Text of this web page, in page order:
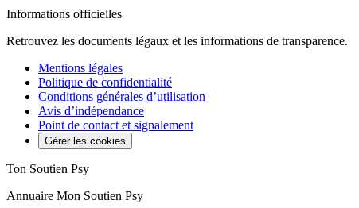
Informations officielles
Retrouvez les documents légaux et les informations de transparence.
Mentions légales
Politique de confidentialité
Conditions générales d’utilisation
Avis d’indépendance
Point de contact et signalement
Gérer les cookies
Ton Soutien Psy
Annuaire Mon Soutien Psy